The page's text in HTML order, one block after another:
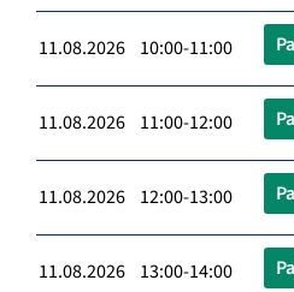
11.08.2026 10:00-11:00
11.08.2026 11:00-12:00
11.08.2026 12:00-13:00
11.08.2026 13:00-14:00